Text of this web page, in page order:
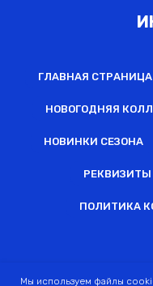
ГЛАВНАЯ СТРАНИЦА
НОВОГОДНЯЯ
НОВИНКИ СЕЗОНА
РЕКВИЗИТЫ
ПОЛИТИКА
Мы используем файлы